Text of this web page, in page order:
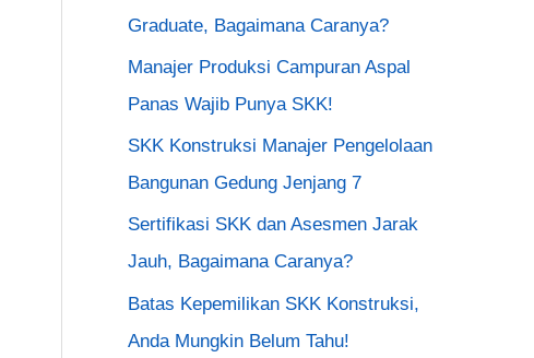
Graduate, Bagaimana Caranya?
Manajer Produksi Campuran Aspal
Panas Wajib Punya SKK!
SKK Konstruksi Manajer Pengelolaan
Bangunan Gedung Jenjang 7
Sertifikasi SKK dan Asesmen Jarak
Jauh, Bagaimana Caranya?
Batas Kepemilikan SKK Konstruksi,
Anda Mungkin Belum Tahu!